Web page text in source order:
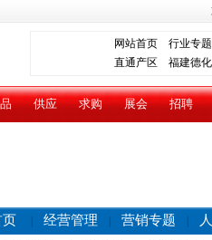
网站首页
行业专题
直通产区 福建德化
供应 求购 展会 招聘
页 经营管理 营销专题